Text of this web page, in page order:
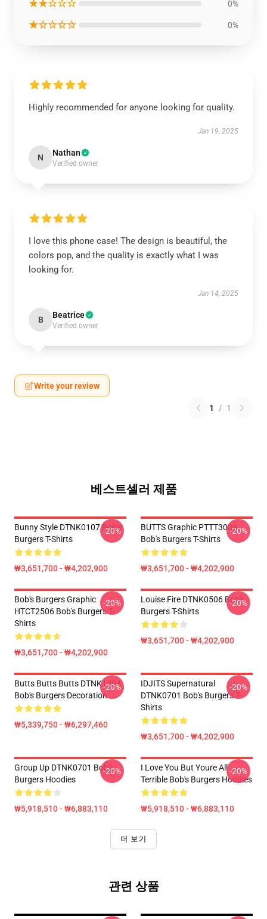
★★☆☆☆ 0%
★☆☆☆☆ 0%
Highly recommended for anyone looking for quality.
Jan 19, 2025
N Nathan
Verified owner
I love this phone case! The design is beautiful, the
colors pop, and the quality is exactly what I was
looking for.
Jan 14, 2025
B Beatrice
Verified owner
Write your review
1 / 1
베스트셀러 제품
Bunny Style DTNK0107 Bob's
Burgers T-Shirts
₩3,651,700 - ₩4,202,900
-20%
BUTTS Graphic PTTT3006
Bob's Burgers T-Shirts
₩3,651,700 - ₩4,202,900
-20%
Bob's Burgers Graphic
HTCT2506 Bob's Burgers T-
Shirts
₩3,651,700 - ₩4,202,900
-20%
Louise Fire DTNK0506 Bob's
Burgers T-Shirts
₩3,651,700 - ₩4,202,900
-20%
Butts Butts Butts DTNK1404
Bob's Burgers Decoration
₩5,339,750 - ₩6,297,460
-20%
IDJITS Supernatural
DTNK0701 Bob's Burgers T-
Shirts
₩3,651,700 - ₩4,202,900
-20%
Group Up DTNK0701 Bob's
Burgers Hoodies
₩5,918,510 - ₩6,883,110
-20%
I Love You But Youre All
Terrible Bob's Burgers Hoodies
₩5,918,510 - ₩6,883,110
-20%
더 보기
관련 상품